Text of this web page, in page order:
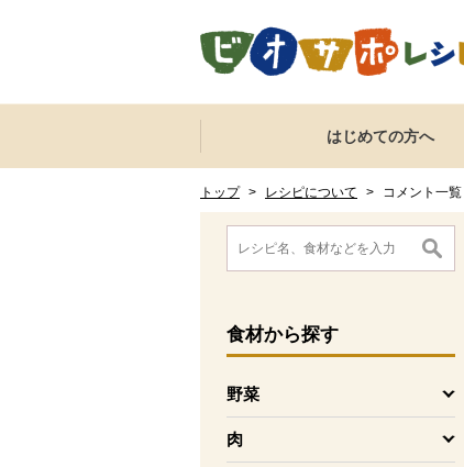
ここからサイト内共通メニューです。
サイト内共通メニューをスキップする
はじめての方へ
トップ > レシピについて > コメント一覧
ここから消費材検索メニューです。
食材から探す
野菜
を開く
肉
を開く
消費材検索メニューここまで。
ここから本文です。